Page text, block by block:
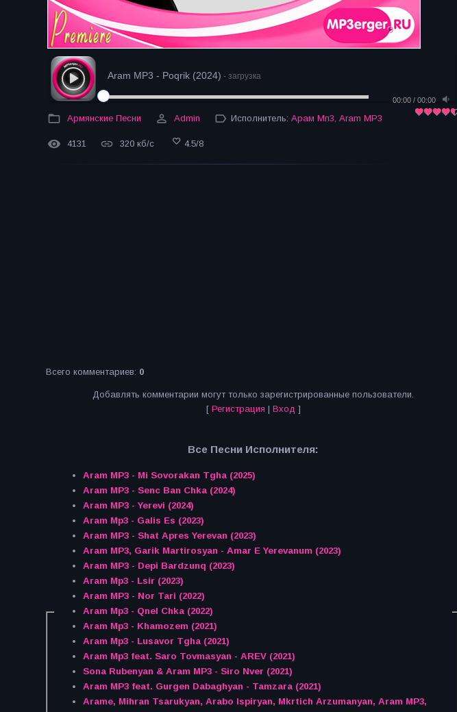
Aram MP3 - Poqrik (2024) - загрузка
00:00 / 00:00
Армянские Песни Admin Исполнитель: Арам Мп3 Aram MP3
4131 320 кб/с 4.5/8
Всего комментариев: 0
Добавлять комментарии могут только зарегистрированные пользователи.
[ Регистрация | Вход ]
Все Песни Исполнителя:
Aram MP3 - Mi Sovorakan Tgha (2025)
Aram MP3 - Senc Ban Chka (2024)
Aram MP3 - Yerevi (2024)
Aram Mp3 - Galis Es (2023)
Aram MP3 - Shat Apres Yerevan (2023)
Aram MP3, Garik Martirosyan - Amar E Yerevanum (2023)
Aram MP3 - Depi Bardzunq (2023)
Aram Mp3 - Lsir (2023)
Aram MP3 - Nor Tari (2022)
Aram Mp3 - Qnel Chka (2022)
Aram Mp3 - Khamozem (2021)
Aram Mp3 - Lusavor Tgha (2021)
Aram Mp3 feat. Saro Tovmasyan - AREV (2021)
Sona Rubenyan & Aram MP3 - Siro Nver (2021)
Aram MP3 feat. Gurgen Dabaghyan - Tamzara (2021)
Arame, Mihran Tsarukyan, Arabo Ispiryan, Mkrtich Arzumanyan, Aram MP3,